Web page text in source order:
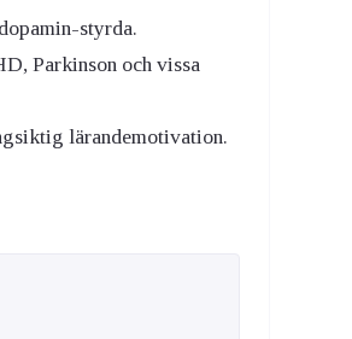
styrda.
Parkinson och vissa
lärandemotivation.